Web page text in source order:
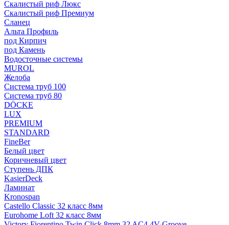
Скалистый риф Люкс
Скалистый риф Премиум
Сланец
Альта Профиль
под Кирпич
под Камень
Водосточные системы
MUROL
Желоба
Система труб 100
Система труб 80
DÖCKE
LUX
PREMIUM
STANDARD
FineBer
Белый цвет
Коричневый цвет
Ступень ДПК
KasierDeck
Ламинат
Kronospan
Castello Classic 32 класс 8мм
Eurohome Loft 32 класс 8мм